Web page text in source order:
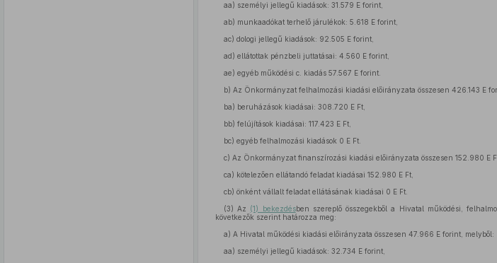
aa) személyi jellegű kiadások: 31.579 E forint,
ab) munkaadókat terhelő járulékok: 5.618 E forint,
ac) dologi jellegű kiadások: 92.505 E forint,
ad) ellátottak pénzbeli juttatásai: 4.560 E forint,
ae) egyéb működési c. kiadás 57.567 E forint.
b) Az Önkormányzat felhalmozási kiadási előirányzata összesen 426.143 E
ba) beruházások kiadásai: 308.720 E Ft,
bb) felújítások kiadásai: 117.423 E Ft,
bc) egyéb felhalmozási kiadások 0 E Ft.
c) Az Önkormányzat finanszírozási kiadási előirányzata összesen 152.980 E
ca) kötelezően ellátandó feladat kiadásai 152.980 E Ft,
cb) önként vállalt feladat ellátásának kiadásai 0 E Ft.
(3) Az (1) bekezdésben szereplő összegekből a Hivatal működési,
következők szerint határozza meg:
a) A Hivatal működési kiadási előirányzata összesen 47.966 E forint, melyből:
aa) személyi jellegű kiadások: 32.734 E forint,